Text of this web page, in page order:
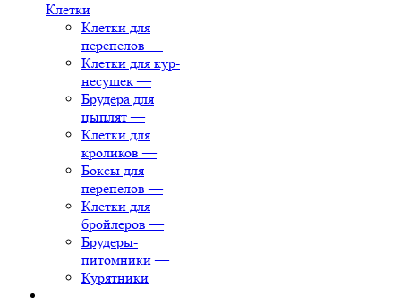
Клетки
Клетки для
перепелов —
Клетки для кур-
несушек —
Брудера для
цыплят —
Клетки для
кроликов —
Боксы для
перепелов —
Клетки для
бройлеров —
Брудеры-
питомники —
Курятники